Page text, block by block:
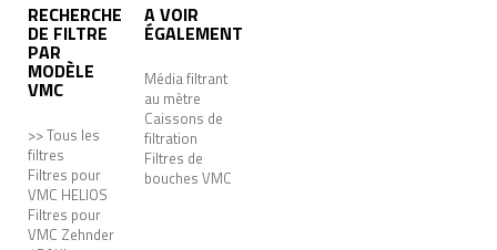
RECHERCHE
DE FILTRE
PAR
MODÈLE
VMC
>> Tous les
filtres
Filtres pour
VMC HELIOS
Filtres pour
VMC Zehnder
A VOIR
ÉGALEMENT
Média filtrant
au mètre
Caissons de
filtration
Filtres de
bouches VMC